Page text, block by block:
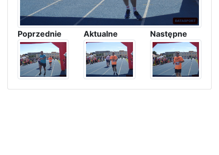
Poprzednie Aktualne Następne